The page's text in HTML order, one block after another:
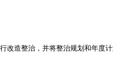
改造整治，并将整治规划和年度计